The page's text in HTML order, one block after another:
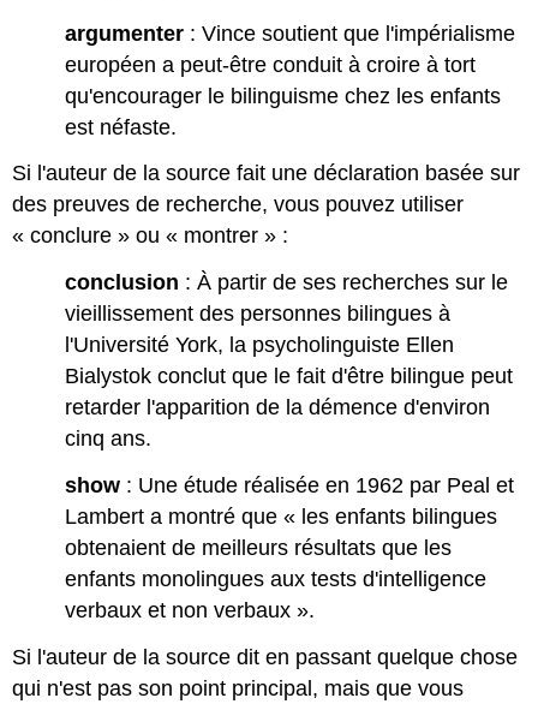
argumenter : Vince soutient que l'impérialisme
européen a peut-être conduit à croire à tort
qu'encourager le bilinguisme chez les enfants
est néfaste.
Si l'auteur de la source fait une déclaration basée sur
des preuves de recherche, vous pouvez utiliser
« conclure » ou « montrer » :
conclusion : À partir de ses recherches sur le
vieillissement des personnes bilingues à
l'Université York, la psycholinguiste Ellen
Bialystok conclut que le fait d'être bilingue peut
retarder l'apparition de la démence d'environ
cinq ans.
show : Une étude réalisée en 1962 par Peal et
Lambert a montré que « les enfants bilingues
obtenaient de meilleurs résultats que les
enfants monolingues aux tests d'intelligence
verbaux et non verbaux ».
Si l'auteur de la source dit en passant quelque chose
qui n'est pas son point principal, mais que vous